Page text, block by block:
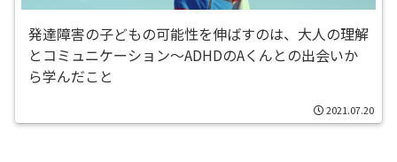
発達障害の子どもの可能性を伸ばすのは、大人の理解
とコミュニケーション〜ADHDのAくんとの出会いか
ら学んだこと
2021.07.20